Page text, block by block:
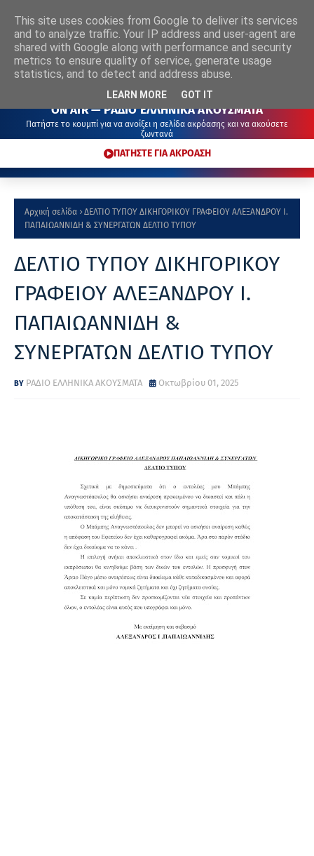
ΡΑΔΙΟ
ΕΛΛΗΝΙΚΑ ΑΚΟΥΣΜΑΤΑ
ON AIR — ΡΑΔΙΟ ΕΛΛΗΝΙΚΑ ΑΚΟΥΣΜΑΤΑ
Πατήστε το κουμπί για να ανοίξει η σελίδα ακρόασης και να ακούσετε
ζωντανά
ΠΑΤΗΣΤΕ ΓΙΑ ΑΚΡΟΑΣΗ
Αρχική σελίδα
ΔΕΛΤΙΟ ΤΥΠΟΥ ΔΙΚΗΓΟΡΙΚΟΥ ΓΡΑΦΕΙΟΥ ΑΛΕΞΑΝΔΡΟΥ Ι.
ΠΑΠΑΙΩΑΝΝΙΔΗ & ΣΥΝΕΡΓΑΤΩΝ ΔΕΛΤΙΟ ΤΥΠΟΥ
ΔΕΛΤΙΟ ΤΥΠΟΥ ΔΙΚΗΓΟΡΙΚΟΥ
ΓΡΑΦΕΙΟΥ ΑΛΕΞΑΝΔΡΟΥ Ι.
ΠΑΠΑΙΩΑΝΝΙΔΗ &
ΣΥΝΕΡΓΑΤΩΝ ΔΕΛΤΙΟ ΤΥΠΟΥ
ΡΑΔΙΟ ΕΛΛΗΝΙΚΑ ΑΚΟΥΣΜΑΤΑ Οκτωβρίου 01, 2025
This site uses cookies from Google to deliver its services
and to analyze traffic. Your IP address and user-agent are
shared with Google along with performance and security
metrics to ensure quality of service, generate usage
statistics, and to detect and address abuse.
LEARN MORE GOT IT